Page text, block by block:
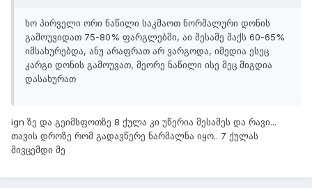
ხო პირველი ორი ნაწილი საკმაოთ ნორმალური დონის
გამოუვიდათ 75-80% ფარგლებში, აი მესამე მაქს 60-65%
იმსახურებდა, ანუ არაფრათ არ ვარგოდა, იმედია ესეც
კარგი დონის გამოუვათ, მეორე ნაწილი ისე მეც მიგდია
დასახურათ
ign ზე და გეიმსფოთზე 8 ქულა კი უწერია მესამეს და რავი...
თავის დროზე რომ გადავწერე ნარმალნა იყო.. 7 ქულას
მივცემდი მე